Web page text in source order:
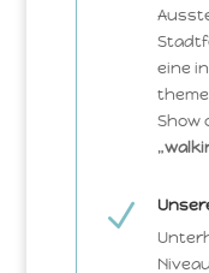
eine
Show
„
N